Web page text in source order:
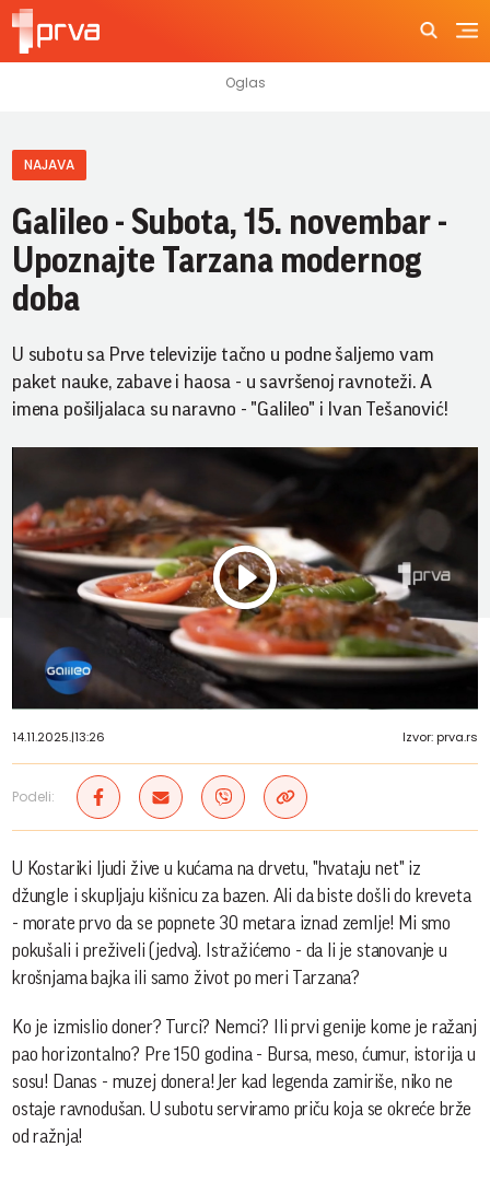
NAJAVA
Galileo - Subota, 15. novembar -
Upoznajte Tarzana modernog
doba
U subotu sa Prve televizije tačno u podne šaljemo vam
paket nauke, zabave i haosa - u savršenoj ravnoteži. A
imena pošiljalaca su naravno - "Galileo" i Ivan Tešanović!
Play
14.11.2025.|13:26 Izvor: prva.rs
Podeli:
U Kostariki ljudi žive u kućama na drvetu, "hvataju net" iz
džungle i skupljaju kišnicu za bazen. Ali da biste došli do kreveta
- morate prvo da se popnete 30 metara iznad zemlje! Mi smo
pokušali i preživeli (jedva). Istražićemo - da li je stanovanje u
krošnjama bajka ili samo život po meri Tarzana?
Ko je izmislio doner? Turci? Nemci? Ili prvi genije kome je ražanj
pao horizontalno? Pre 150 godina - Bursa, meso, ćumur, istorija u
sosu! Danas - muzej donera! Jer kad legenda zamiriše, niko ne
ostaje ravnodušan. U subotu serviramo priču koja se okreće brže
od ražnja!